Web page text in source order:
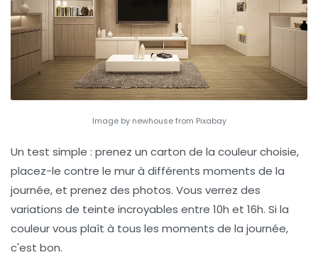
Image by newhouse from Pixabay
Un test simple : prenez un carton de la couleur choisie,
placez-le contre le mur à différents moments de la
journée, et prenez des photos. Vous verrez des
variations de teinte incroyables entre 10h et 16h. Si la
couleur vous plaît à tous les moments de la journée,
c'est bon.